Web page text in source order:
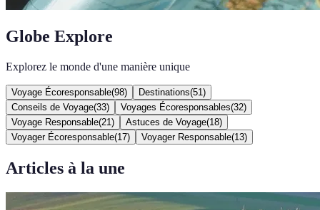
Globe Explore
Explorez le monde d'une manière unique
Voyage Écoresponsable(98) Destinations(51 )
Conseils de Voyage(33) Voyages Écoresponsables(32)
Voyage Responsable(21 ) Astuces de Voyage(18)
Voyager Écoresponsable(17) Voyager Responsable(13)
Articles à la une